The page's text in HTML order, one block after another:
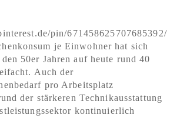
pin/671458625707685392/
je Einwohner hat sich
50er Jahren auf heute rund 40
Auch der
pro Arbeitsplatz
der stärkeren Technikausstattung
kontinuierlich